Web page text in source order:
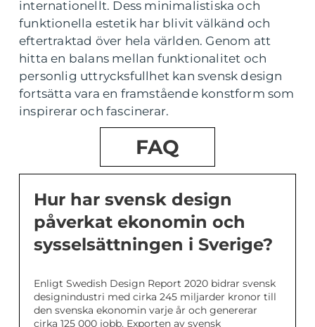
internationellt. Dess minimalistiska och
funktionella estetik har blivit välkänd och
eftertraktad över hela världen. Genom att
hitta en balans mellan funktionalitet och
personlig uttrycksfullhet kan svensk design
fortsätta vara en framstående konstform som
inspirerar och fascinerar.
FAQ
Hur har svensk design
påverkat ekonomin och
sysselsättningen i Sverige?
Enligt Swedish Design Report 2020 bidrar svensk
designindustri med cirka 245 miljarder kronor till
den svenska ekonomin varje år och genererar
cirka 125 000 jobb. Exporten av svensk